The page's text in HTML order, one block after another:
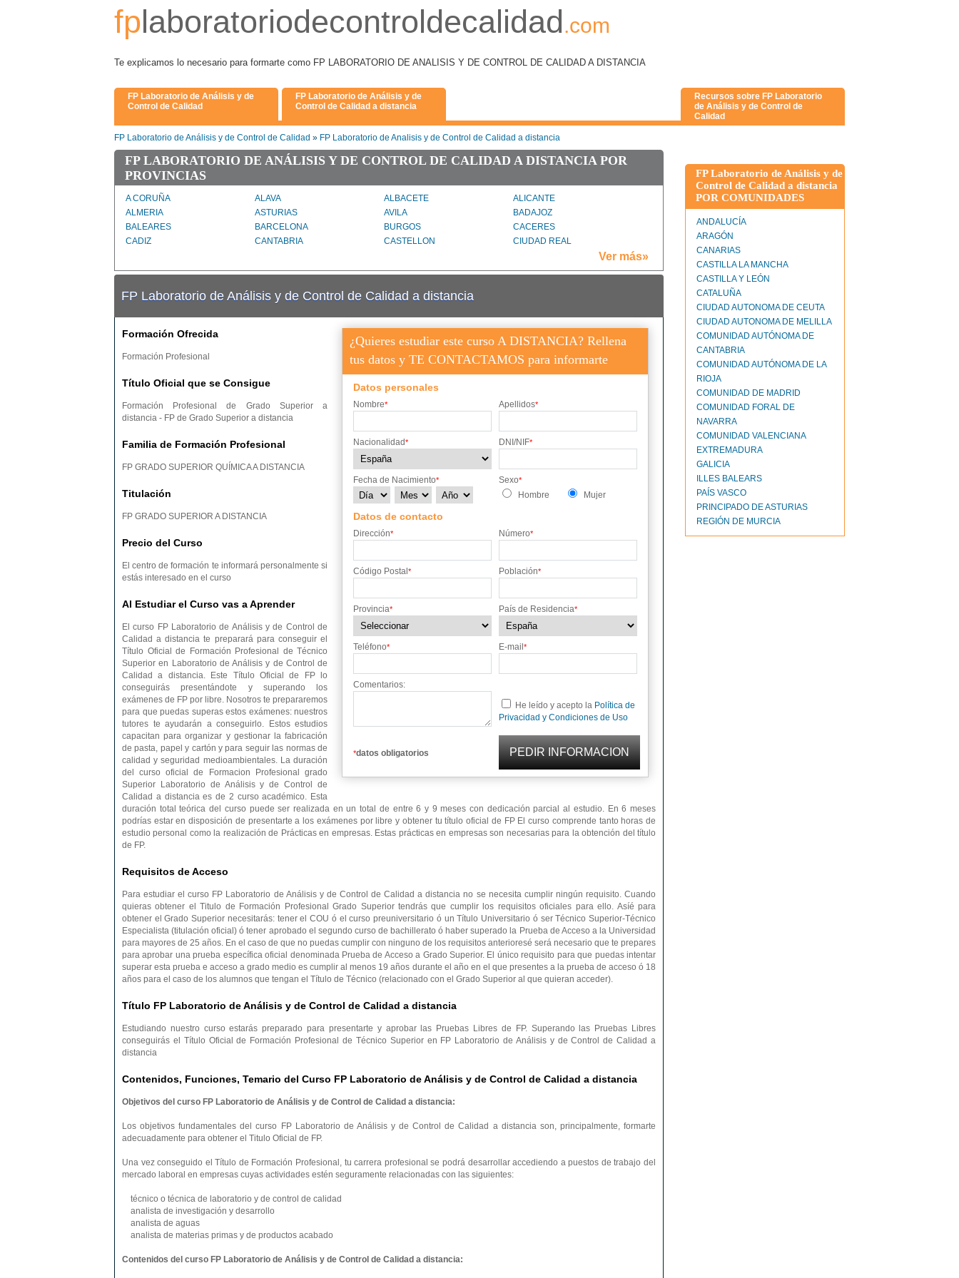
fplaboratoriodecontroldecalidad.com
Te explicamos lo necesario para formarte como FP LABORATORIO DE ANALISIS Y DE CONTROL DE CALIDAD A DISTANCIA
FP Laboratorio de Análisis y de
Control de Calidad
FP Laboratorio de Análisis y de
Control de Calidad a distancia
Recursos sobre FP Laboratorio
de Análisis y de Control de
Calidad
FP Laboratorio de Análisis y de Control de Calidad » FP Laboratorio de Analisis y de Control de Calidad a distancia
FP LABORATORIO DE ANÁLISIS Y DE CONTROL DE CALIDAD A DISTANCIA POR
PROVINCIAS
A CORUÑA ALAVA ALBACETE
ALICANTE
ALMERIA
ASTURIAS AVILA
BADAJOZ
BALEARES
BARCELONA BURGOS
CACERES
CADIZ
CANTABRIA CASTELLON
CIUDAD REAL
GUADALAJARA
GUIPUZCOA HUELVA
HUESCA
LLEIDA
LUGO MADRID
PROVINCIA DE CEUTA PROVINCIA DE MELILLA
SALAMANCA
SEVILLA
SORIA
TARRAGONA
TOLEDO
VALENCIA
ZAMORA ZARAGOZA
Ver más»
FP Laboratorio de Análisis y de Control de Calidad a distancia
¿Quieres estudiar este curso A DISTANCIA? Rellena
tus datos y TE CONTACTAMOS para informarte
Datos personales
Nombre* Apellidos*
Nacionalidad* DNI/NIF*
Fecha de Nacimiento* Sexo*
Hombre Mujer
Datos de contacto
Dirección* Número*
Código Postal * Población*
Provincia* País de Residencia*
Teléfono* E-mail *
Comentarios:
He leído y acepto la Política de
Privacidad y Condiciones de Uso
*datos obligatorios
Formación Ofrecida
Formación Profesional
Título Oficial que se Consigue
Formación Profesional de Grado Superior a
distancia - FP de Grado Superior a distancia
Familia de Formación Profesional
FP GRADO SUPERIOR QUÍMICA A DISTANCIA
Titulación
FP GRADO SUPERIOR A DISTANCIA
Precio del Curso
El centro de formación te informará personalmente si
estás interesado en el curso
Al Estudiar el Curso vas a Aprender
El curso FP Laboratorio de Análisis y de Control de
Calidad a distancia te preparará para conseguir el
Título Oficial de Formación Profesional de Técnico
Superior en Laboratorio de Análisis y de Control de
Calidad a distancia. Este Título Oficial de FP lo
conseguirás presentándote y superando los
exámenes de FP por libre. Nosotros te prepararemos
para que puedas superas estos exámenes: nuestros
tutores te ayudarán a conseguirlo. Estos estudios
capacitan para organizar y gestionar la fabricación
de pasta, papel y cartón y para seguir las normas de
calidad y seguridad medioambientales. La duración
del curso oficial de Formacion Profesional grado
Superior Laboratorio de Análisis y de Control de
Calidad a distancia es de 2 curso académico. Esta
duración total teórica del curso puede ser realizada en un total de entre 6 y 9 meses con dedicación parcial al estudio. En 6 meses
podrías estar en disposición de presentarte a los exámenes por libre y obtener tu título oficial de FP El curso comprende tanto horas de
estudio personal como la realización de Prácticas en empresas. Estas prácticas en empresas son necesarias para la obtención del título
de FP.
Requisitos de Acceso
Para estudiar el curso FP Laboratorio de Análisis y de Control de Calidad a distancia no se necesita cumplir ningún requisito. Cuando
quieras obtener el Titulo de Formación Profesional Grado Superior tendrás que cumplir los requisitos oficiales para ello. Asíé para
obtener el Grado Superior necesitarás: tener el COU ó el curso preuniversitario ó un Título Universitario ó ser Técnico Superior-Técnico
Especialista (titulación oficial) ó tener aprobado el segundo curso de bachillerato ó haber superado la Prueba de Acceso a la Universidad
para mayores de 25 años. En el caso de que no puedas cumplir con ninguno de los requisitos anterioresé será necesario que te prepares
para aprobar una prueba específica oficial denominada Prueba de Acceso a Grado Superior. El único requisito para que puedas intentar
superar esta prueba e acceso a grado medio es cumplir al menos 19 años durante el año en el que presentes a la prueba de acceso ó 18
años para el caso de los alumnos que tengan el Título de Técnico (relacionado con el Grado Superior al que quieran acceder).
Título FP Laboratorio de Análisis y de Control de Calidad a distancia
Estudiando nuestro curso estarás preparado para presentarte y aprobar las Pruebas Libres de FP. Superando las Pruebas Libres
conseguirás el Título Oficial de Formación Profesional de Técnico Superior en FP Laboratorio de Análisis y de Control de Calidad a
distancia
Contenidos, Funciones, Temario del Curso FP Laboratorio de Análisis y de Control de Calidad a distancia
Objetivos del curso FP Laboratorio de Análisis y de Control de Calidad a distancia:
Los objetivos fundamentales del curso FP Laboratorio de Análisis y de Control de Calidad a distancia son, principalmente, formarte
adecuadamente para obtener el Titulo Oficial de FP.
Una vez conseguido el Título de Formación Profesional, tu carrera profesional se podrá desarrollar accediendo a puestos de trabajo del
mercado laboral en empresas cuyas actividades estén seguramente relacionadas con las siguientes:
técnico o técnica de laboratorio y de control de calidad
analista de investigación y desarrollo
analista de aguas
analista de materias primas y de productos acabado
Contenidos del curso FP Laboratorio de Análisis y de Control de Calidad a distancia:
FP Laboratorio de Análisis y de
Control de Calidad a distancia
POR COMUNIDADES
ANDALUCÍA
ARAGÓN
CANARIAS
CASTILLA LA MANCHA
CASTILLA Y LEÓN
CATALUÑA
CIUDAD AUTONOMA DE CEUTA
CIUDAD AUTONOMA DE MELILLA
COMUNIDAD AUTÓNOMA DE
CANTABRIA
COMUNIDAD AUTÓNOMA DE LA
RIOJA
COMUNIDAD DE MADRID
COMUNIDAD FORAL DE
NAVARRA
COMUNIDAD VALENCIANA
EXTREMADURA
GALICIA
ILLES BALEARS
PAÍS VASCO
PRINCIPADO DE ASTURIAS
REGIÓN DE MURCIA